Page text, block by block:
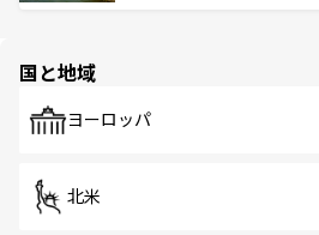
で、ホーカーズは地元の風情
国と地域
ヨーロッパ
北米